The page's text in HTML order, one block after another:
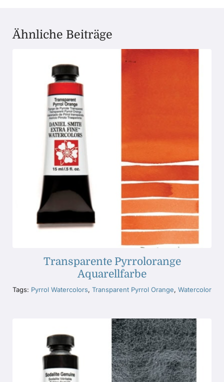
Ähnliche Beiträge
Transparente Pyrrolorange
Aquarellfarbe
Tags: Pyrrol Watercolors, Transparent Pyrrol Orange, Watercolor